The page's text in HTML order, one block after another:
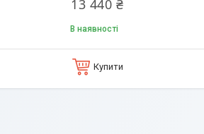
13 440 ₴
В наявності
Купити